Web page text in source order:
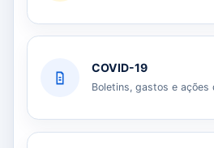
COVID-19
Boletins, gastos e ações